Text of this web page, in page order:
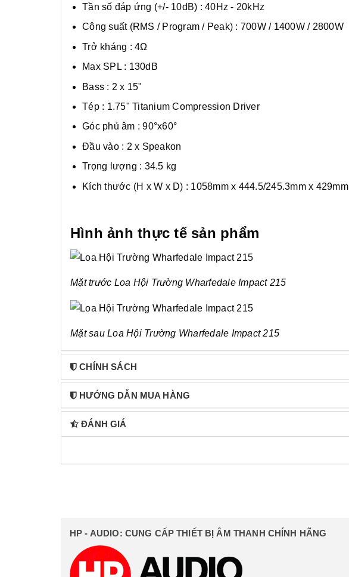
Tần số đáp ứng (+/- 10dB) : 40Hz - 20kHz
Công suất (RMS / Program / Peak) : 700W / 1400W / 2800W
Trở kháng : 4Ω
Max SPL : 130dB
Bass : 2 x 15"
Tép : 1.75" Titanium Compression Driver
Góc phủ âm : 90°x60°
Đầu vào : 2 x Speakon
Trọng lượng : 34.5 kg
Kích thước (H x W x D) : 1058mm x 444.5/245.3mm x 429mm
Hình ảnh thực tế sản phẩm
Mặt trước Loa Hội Trường Wharfedale Impact 215
Mặt sau Loa Hội Trường Wharfedale Impact 215
CHÍNH SÁCH
HƯỚNG DẪN MUA HÀNG
ĐÁNH GIÁ
HP - AUDIO: CUNG CẤP THIẾT BỊ ÂM THANH CHÍNH HÃNG